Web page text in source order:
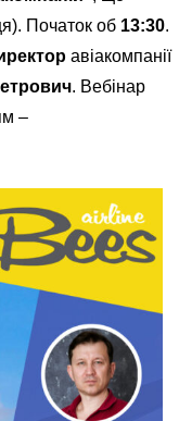
Початок об 13:30.
авіакомпанії
. Вебінар
–